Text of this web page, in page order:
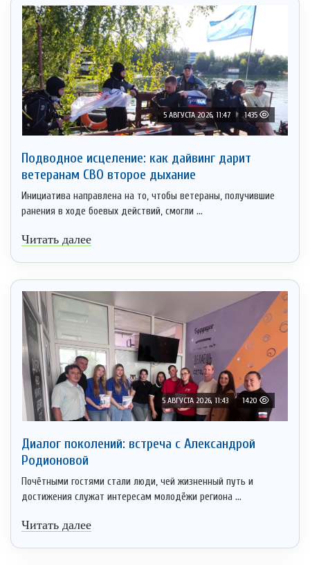
5 АВГУСТА 2026, 11:47 1435
Подводное исцеление: как дайвинг дарит
ветеранам СВО второе дыхание
Инициатива направлена на то, чтобы ветераны, получившие
ранения в ходе боевых действий, смогли ...
Читать далее
5 АВГУСТА 2026, 11:43 1420
Диалог поколений: встреча с Александрой
Родионовой
Почётными гостями стали люди, чей жизненный путь и
достижения служат интересам молодёжи региона ...
Читать далее